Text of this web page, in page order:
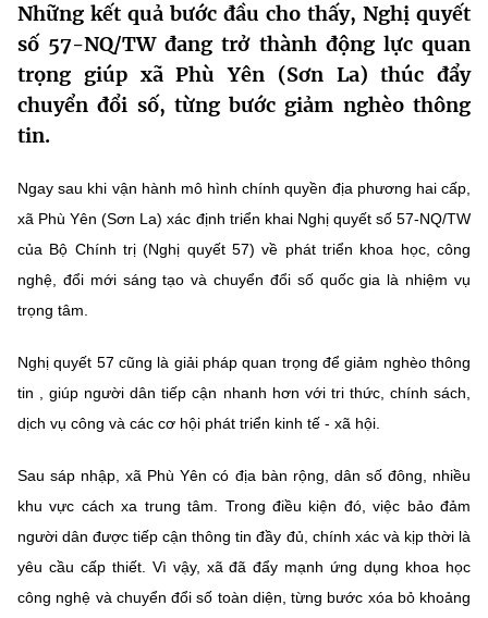
Chức năng nhiệm vụ
Cơ cấu tổ chức
Sở Khoa học và Công nghệ
Tin tức sự kiện
Khoa học và Công nghệ
Chuyển đổi số
Bưu chính, Viễn thông
Sở hữu trí tuệ
Năng lượng nguyên tử
Tin địa phương
Dịch vụ công
Hệ thống văn bản
Văn bản chỉ đạo điều hành
Lấy ý kiến người dân về dự thảo VBQPPL
THỐNG KÊ
Khoa học và Công nghệ
Bưu chính, Viễn thông
Sở hữu trí tuệ
Tiêu chuẩn, đo lường, chất lượng
Năng lượng nguyên tử
Multimedia
THƯ ĐIỆN TỬ
Khác
Ảnh
Voice
Nhiệm vụ trọng tâm
Những kết quả bước đầu cho thấy, Nghị quyết
số 57-NQ/TW đang trở thành động lực quan
trọng giúp xã Phù Yên (Sơn La) thúc đẩy
chuyển đổi số, từng bước giảm nghèo thông
tin.
Ngay sau khi vận hành mô hình chính quyền địa phương hai cấp,
xã Phù Yên (Sơn La) xác định triển khai Nghị quyết số 57-NQ/TW
của Bộ Chính trị (Nghị quyết 57) về phát triển khoa học, công
nghệ, đổi mới sáng tạo và chuyển đổi số quốc gia là nhiệm vụ
trọng tâm.
Nghị quyết 57 cũng là giải pháp quan trọng để giảm nghèo thông
tin , giúp người dân tiếp cận nhanh hơn với tri thức, chính sách,
dịch vụ công và các cơ hội phát triển kinh tế - xã hội.
Sau sáp nhập, xã Phù Yên có địa bàn rộng, dân số đông, nhiều
khu vực cách xa trung tâm. Trong điều kiện đó, việc bảo đảm
người dân được tiếp cận thông tin đầy đủ, chính xác và kịp thời là
yêu cầu cấp thiết. Vì vậy, xã đã đẩy mạnh ứng dụng khoa học
công nghệ và chuyển đổi số toàn diện, từng bước xóa bỏ khoảng